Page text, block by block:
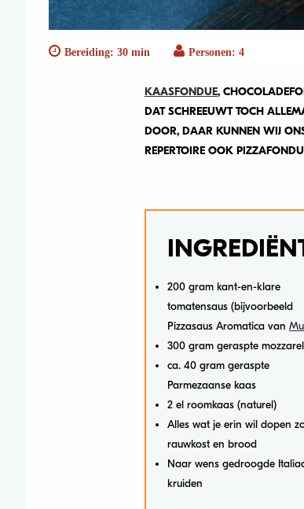
Bereiding: 30 min Personen: 4
KAASFONDUE,
DAT SCHREEUWT TOCH
DOOR, DAAR KUNNEN WIJ
REPERTOIRE OOK
200 gram kant-en-klare
tomatensaus (bijvoorbeeld
Pizzasaus Aromatica van
300 gram geraspte
ca. 40 gram geraspte
Parmezaanse kaas
2 el roomkaas (naturel)
Alles wat je erin wil dopen
rauwkost en brood
Naar wens gedroogde
kruiden